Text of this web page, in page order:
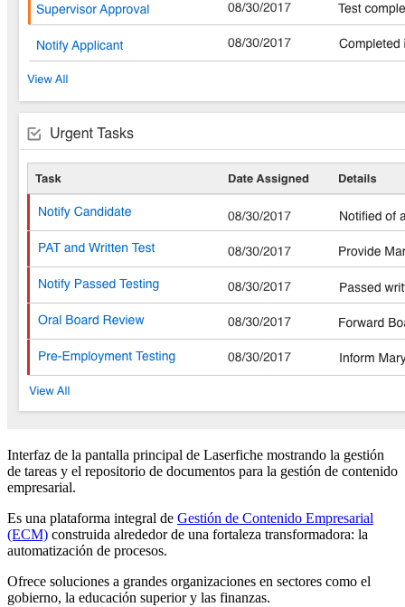
Interfaz de la pantalla principal de Laserfiche mostrando la gestión
de tareas y el repositorio de documentos para la gestión de contenido
empresarial.
Es una plataforma integral de Gestión de Contenido Empresarial
(ECM) construida alrededor de una fortaleza transformadora: la
automatización de procesos.
Ofrece soluciones a grandes organizaciones en sectores como el
gobierno, la educación superior y las finanzas.